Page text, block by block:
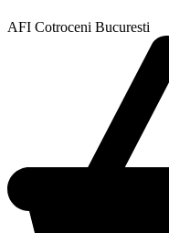
AFI Cotroceni Bucuresti